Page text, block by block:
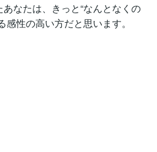
なたは、きっと“なんとなくの
性の高い方だと思います。